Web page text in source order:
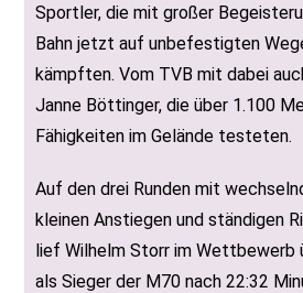
Sportler, die mit großer
Bahn jetzt auf unbefestigten
kämpften. Vom TVB mit dabei
Janne Böttinger, die über 1.100
Fähigkeiten im Gelände testeten.
Auf den drei Runden mit
kleinen Anstiegen und ständigen
lief Wilhelm Storr im Wettbewerb
als Sieger der M70 nach 22:32